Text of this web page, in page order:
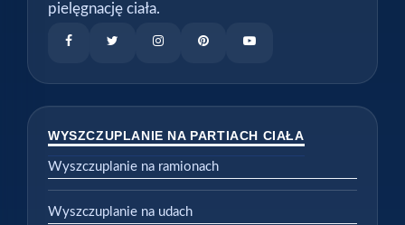
pielęgnację ciała.
WYSZCZUPLANIE NA PARTIACH CIAŁA
Wyszczuplanie na ramionach
Wyszczuplanie na udach